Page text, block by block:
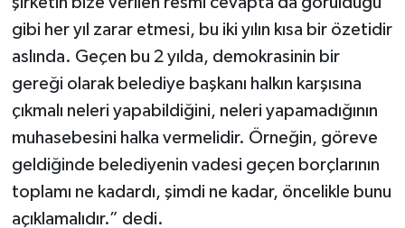
gibi her yıl zarar etmesi, bu iki yılın kısa bir özetidir
aslında. Geçen bu 2 yılda, demokrasinin bir
gereği olarak belediye başkanı halkın karşısına
çıkmalı neleri yapabildiğini, neleri yapamadığının
muhasebesini halka vermelidir. Örneğin, göreve
geldiğinde belediyenin vadesi geçen borçlarının
toplamı ne kadardı, şimdi ne kadar, öncelikle bunu
açıklamalıdır.” dedi.